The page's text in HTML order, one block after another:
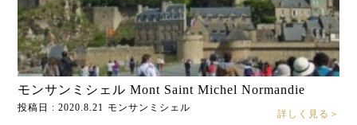
モンサンミシェル Mont Saint Michel Normandie
投稿日 : 2020.8.21 モンサンミシェル
詳しく見る＞